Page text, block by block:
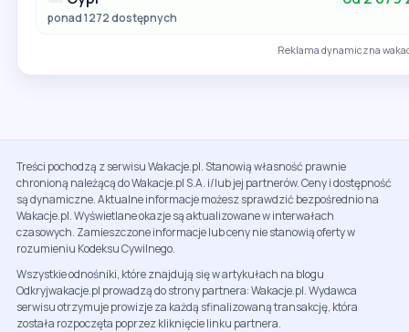
ponad 1272 dostępnych
Reklama dynamiczna
Treści pochodzą z serwisu Wakacje.pl. Stanowią własność prawnie
chronioną należącą do Wakacje.pl S.A. i/lub jej partnerów. Ceny i dostępność
są dynamiczne. Aktualne informacje możesz sprawdzić bezpośrednio na
Wakacje.pl. Wyświetlane okazje są aktualizowane w interwałach
czasowych. Zamieszczone informacje lub ceny nie stanowią oferty w
rozumieniu Kodeksu Cywilnego.
Wszystkie odnośniki, które znajdują się w artykułach na blogu
Odkryjwakacje.pl prowadzą do strony partnera: Wakacje.pl. Wydawca
serwisu otrzymuje prowizje za każdą sfinalizowaną transakcję, która
została rozpoczęta poprzez kliknięcie linku partnera.